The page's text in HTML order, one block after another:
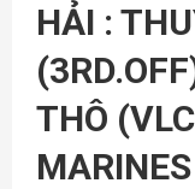
HẢI :
THÔ
MARINES